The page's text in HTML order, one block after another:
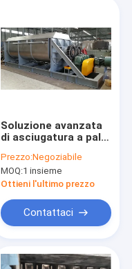
Soluzione avanzata
di asciugatura a pale
per materiali
dell&#39;industria
leggera
Prezzo:Negoziabile
MOQ:1 insieme
Ottieni l'ultimo prezzo
Contattaci